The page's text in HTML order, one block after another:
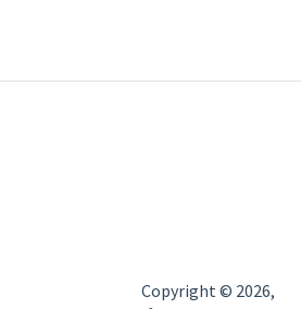
Copyright © 2026,